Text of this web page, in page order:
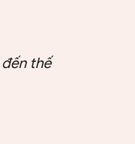
thế